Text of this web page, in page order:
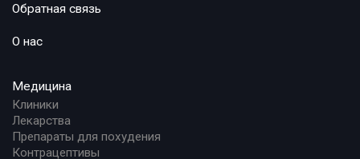
Обратная связь
О нас
Медицина
Клиники
Лекарства
Препараты для похудения
Контрацептивы